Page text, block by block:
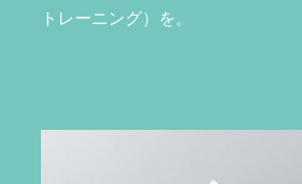
トレーニング）を。